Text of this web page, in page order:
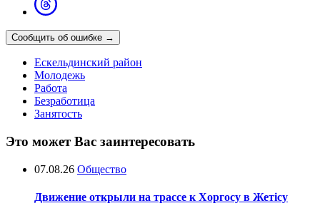
Сообщить об ошибке →
Ескельдинский район
Молодежь
Работа
Безработица
Занятость
Это может Вас заинтересовать
07.08.26 Общество
Движение открыли на трассе к Хоргосу в Жетісу